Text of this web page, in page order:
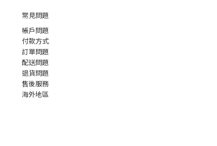
常見問題
帳戶問題
付款方式
訂單問題
配送問題
退貨問題
售後服務
海外地區